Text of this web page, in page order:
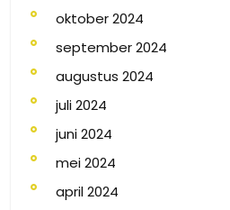
oktober 2024
september 2024
augustus 2024
juli 2024
juni 2024
mei 2024
april 2024